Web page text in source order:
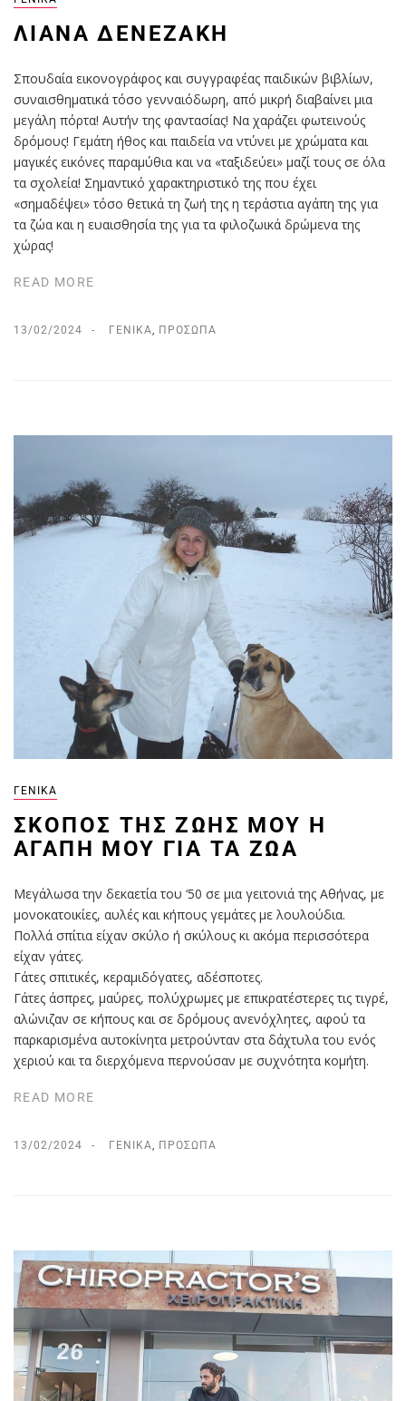
ΛΙΆΝΑ ΔΕΝΕΖΆΚΗ
Σπουδαία εικονογράφος και συγγραφέας παιδικών βιβλίων,
συναισθηματικά τόσο γενναιόδωρη, από μικρή διαβαίνει μια
μεγάλη πόρτα! Αυτήν της φαντασίας! Να χαράζει φωτεινούς
δρόμους! Γεμάτη ήθος και παιδεία να ντύνει με χρώματα και
μαγικές εικόνες παραμύθια και να «ταξιδεύει» μαζί τους σε όλα
τα σχολεία! Σημαντικό χαρακτηριστικό της που έχει
«σημαδέψει» τόσο θετικά τη ζωή της η τεράστια αγάπη της για
τα ζώα και η ευαισθησία της για τα φιλοζωικά δρώμενα της
χώρας!
READ MORE
13/02/2024 ΓΕΝΙΚΆ ΠΡΌΣΩΠΑ
ΓΕΝΙΚΆ
ΣΚΟΠΌΣ ΤΗΣ ΖΩΉΣ ΜΟΥ Η
ΑΓΆΠΗ ΜΟΥ ΓΙΑ ΤΑ ΖΏΑ
Μεγάλωσα την δεκαετία του ‘50 σε μια γειτονιά της Αθήνας, με
μονοκατοικίες, αυλές και κήπους γεμάτες με λουλούδια.
Πολλά σπίτια είχαν σκύλο ή σκύλους κι ακόμα περισσότερα
είχαν γάτες.
Γάτες σπιτικές, κεραμιδόγατες, αδέσποτες.
Γάτες άσπρες, μαύρες, πολύχρωμες με επικρατέστερες τις τιγρέ,
αλώνιζαν σε κήπους και σε δρόμους ανενόχλητες, αφού τα
παρκαρισμένα αυτοκίνητα μετρούνταν στα δάχτυλα του ενός
χεριού και τα διερχόμενα περνούσαν με συχνότητα κομήτη.
READ MORE
13/02/2024 ΓΕΝΙΚΆ ΠΡΌΣΩΠΑ